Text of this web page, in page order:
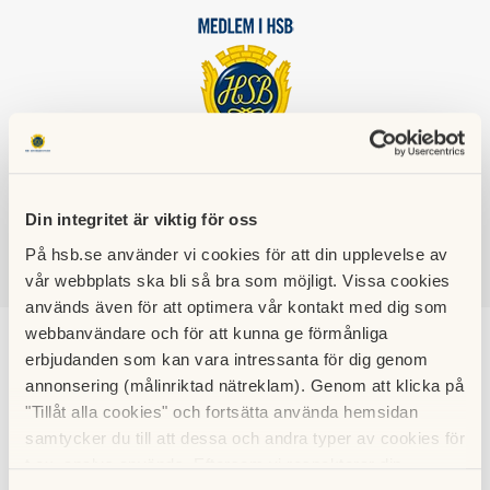
Din integritet är viktig för oss
På hsb.se använder vi cookies för att din upplevelse av
vår webbplats ska bli så bra som möjligt. Vissa cookies
används även för att optimera vår kontakt med dig som
webbanvändare och för att kunna ge förmånliga
erbjudanden som kan vara intressanta för dig genom
annonsering (målinriktad nätreklam). Genom att klicka på
"Tillåt alla cookies" och fortsätta använda hemsidan
samtycker du till att dessa och andra typer av cookies för
VETEBRÖDET
SÖK LOGGA IN
Städdagar 2026
15 februari 2026
Städdagarna för 2026 blir söndag 26/4 kl 11:00-13:00 samt